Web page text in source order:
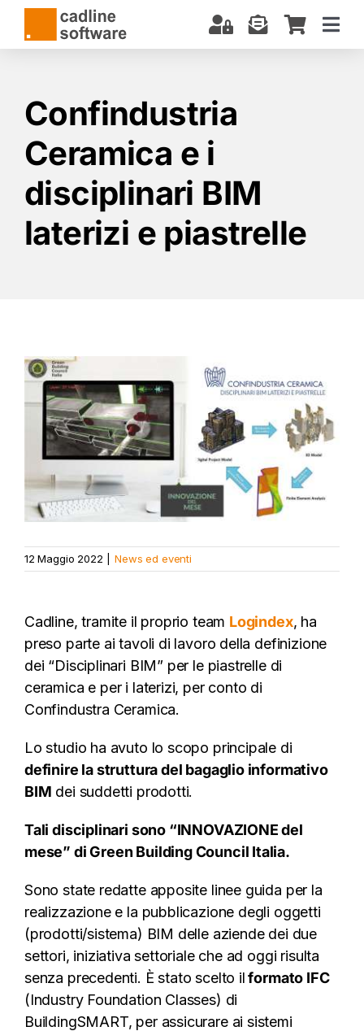
Salta
contenuto
SOFTWARE
CORSI E CERTIFICAZIONI
SERVIZI
BIM: COSA SAPERE
DOWNLOAD
Confindustria
Ceramica e i
disciplinari BIM
laterizi e piastrelle
Ingrandisci
immagine
12 Maggio 2022 News ed eventi
Cadline, tramite il proprio team Logindex, ha
preso parte ai tavoli di lavoro della definizione
dei “Disciplinari BIM” per le piastrelle di
ceramica e per i laterizi, per conto di
Confindustra Ceramica.
Lo studio ha avuto lo scopo principale di
definire la struttura del bagaglio informativo
BIM dei suddetti prodotti.
Tali disciplinari sono “INNOVAZIONE del
mese” di Green Building Council Italia.
Sono state redatte apposite linee guida per la
realizzazione e la pubblicazione degli oggetti
(prodotti/sistema) BIM delle aziende dei due
settori, iniziativa settoriale che ad oggi risulta
senza precedenti. È stato scelto ilformato IFC
(Industry Foundation Classes) di
BuildingSMART, per assicurare ai sistemi